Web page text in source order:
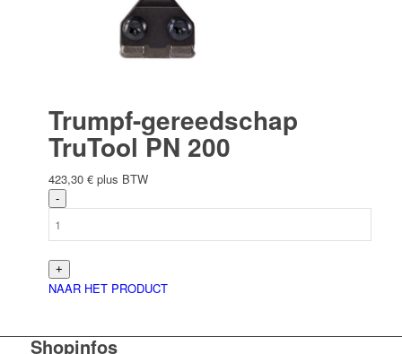
Trumpf-gereedschap
TruTool PN 200
423,30 € plus BTW
NAAR HET PRODUCT
Shopinfos